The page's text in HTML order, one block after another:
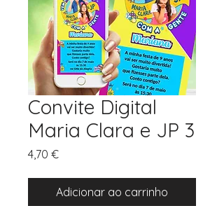
Convite Digital
Maria Clara e JP 3
4,70 €Preço
Adicionar ao carrinho